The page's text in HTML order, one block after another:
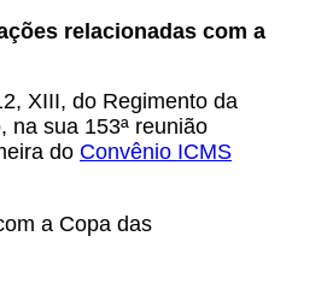
relacionadas com a
XIII, do Regimento da
na sua 153ª reunião
do Convênio ICMS
a Copa das